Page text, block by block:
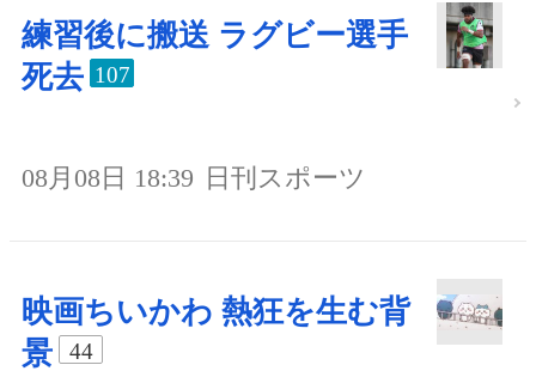
練習後に搬送 ラグビー選手
死去 107
08月08日 18:39 日刊スポーツ
映画ちいかわ 熱狂を生む背
景
44